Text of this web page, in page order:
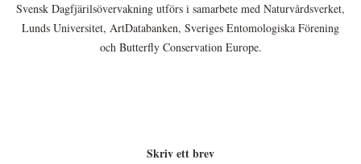
Svensk Dagfjärilsövervakning utförs i samarbete med Naturvårdsverket,
Lunds Universitet, ArtDatabanken, Sveriges Entomologiska Förening
och Butterfly Conservation Europe.
Skriv ett brev